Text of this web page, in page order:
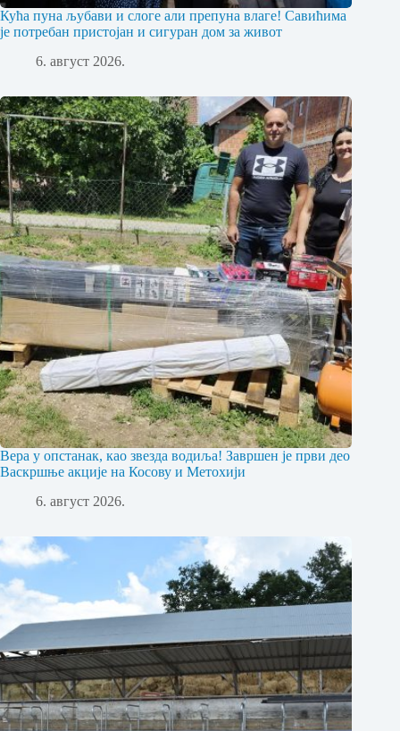
Кућа пуна љубави и слоге али препуна влаге! Савићима
је потребан пристојан и сигуран дом за живот
6. август 2026.
Вера у опстанак, као звезда водиља! Завршен је први део
Васкршње акције на Косову и Метохији
6. август 2026.